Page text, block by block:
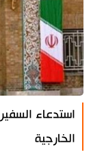
استدعاء
الخارجية